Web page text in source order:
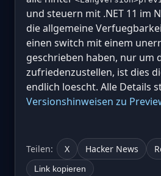
und steuern mit .NET 11 im
die allgemeine
einen switch mit einem
geschrieben haben, nur um
zufriedenzustellen, ist dies
endlich loescht. Alle Details
Versionshinweisen zu
Teilen: X Hacker News
Link kopieren